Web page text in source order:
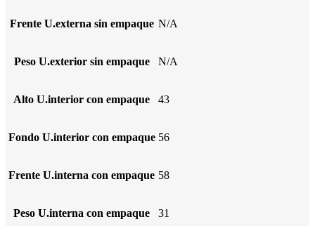
Frente U.externa sin empaque N/A
Peso U.exterior sin empaque N/A
Alto U.interior con empaque 43
Fondo U.interior con empaque 56
Frente U.interna con empaque 58
Peso U.interna con empaque 31